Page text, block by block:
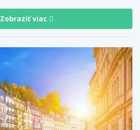
Zobraziť viac